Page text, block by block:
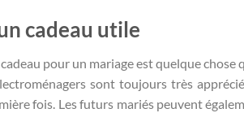
cadeau utile
pour un mariage est quelque
sont toujours très
fois. Les futurs mariés peuvent